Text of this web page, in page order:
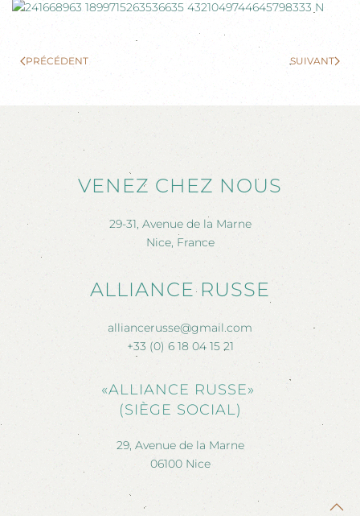
PRÉCÉDENT SUIVANT
VENEZ CHEZ NOUS
29-31, Avenue de la Marne
Nice, France
ALLIANCE RUSSE
alliancerusse@gmail.com
+33 (0) 6 18 04 15 21
«ALLIANCE RUSSE»
(SIÈGE SOCIAL)
29, Avenue de la Marne
06100 Nice